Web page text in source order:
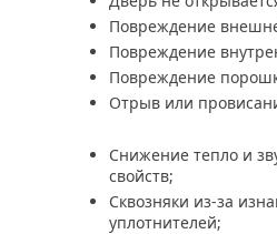
Повреждение
Повреждение
Повреждение
Отрыв или
Снижение тепло и
свойств;
Сквозняки из-за
уплотнителей;